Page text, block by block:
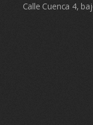
Calle Cuenca 4,